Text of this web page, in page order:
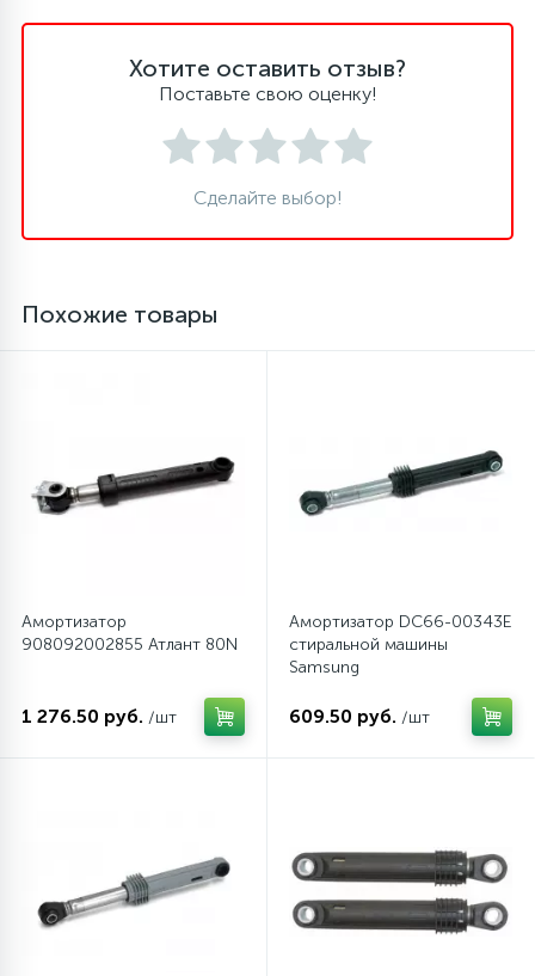
Хотите оставить отзыв?
Поставьте свою оценку!
Сделайте выбор!
Похожие товары
Амортизатор
908092002855 Атлант 80N
1 276.50 руб. /шт
Амортизатор DC66-00343E
стиральной машины
Samsung
609.50 руб. /шт